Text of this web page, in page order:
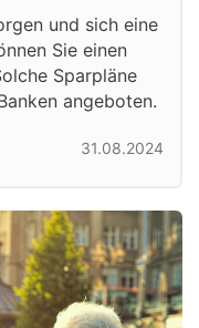
und sich eine
Sie einen
Sparpläne
angeboten.
31.08.2024